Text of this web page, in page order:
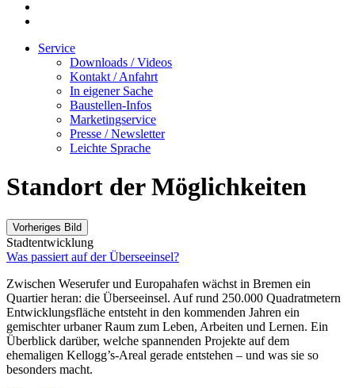
Service
Downloads / Videos
Kontakt / Anfahrt
In eigener Sache
Baustellen-Infos
Marketingservice
Presse / Newsletter
Leichte Sprache
Standort der Möglichkeiten
Vorheriges Bild
Stadtentwicklung
Was passiert auf der Überseeinsel?
Zwischen Weserufer und Europahafen wächst in Bremen ein
Quartier heran: die Überseeinsel. Auf rund 250.000 Quadratmetern
Entwicklungsfläche entsteht in den kommenden Jahren ein
gemischter urbaner Raum zum Leben, Arbeiten und Lernen. Ein
Überblick darüber, welche spannenden Projekte auf dem
ehemaligen Kellogg’s-Areal gerade entstehen – und was sie so
besonders macht.